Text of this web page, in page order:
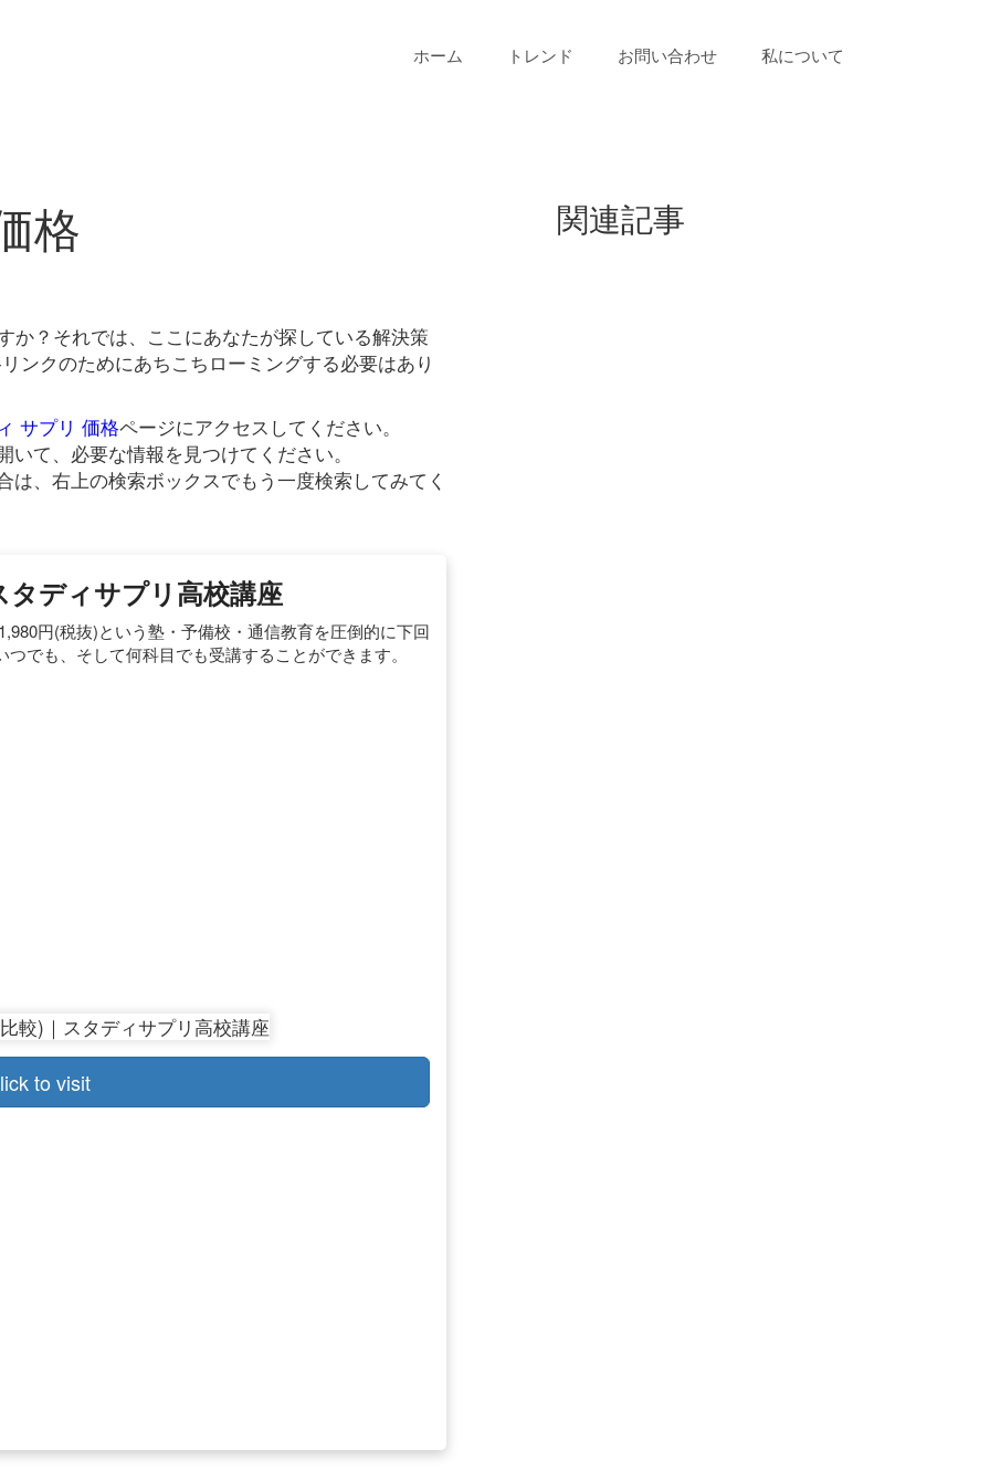
ホーム トレンド お問い合わせ 私について
格
か？それでは、ここにあなたが探している解決策
ンクのためにあちこちローミングする必要はあり
サプリ 価格ページにアクセスしてください。
て、必要な情報を見つけてください。
は、右上の検索ボックスでもう一度検索してみてく
タディサプリ高校講座
円(税抜)という塾・予備校・通信教育を圧倒的に下回
でも、そして何科目でも受講することができます。
to visit
関連記事